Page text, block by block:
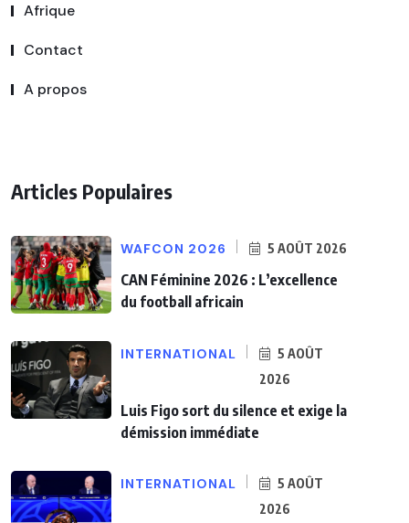
Afrique
Contact
A propos
Articles Populaires
WAFCON 2026 5 AOÛT 2026
CAN Féminine 2026 : L’excellence
du football africain
INTERNATIONAL
5 AOÛT
2026
Luis Figo sort du silence et exige la
démission immédiate
INTERNATIONAL
5 AOÛT
2026